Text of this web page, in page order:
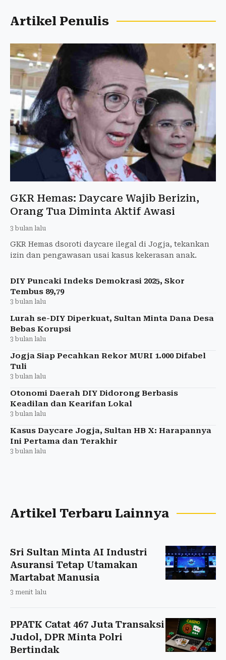
Artikel Penulis
GKR Hemas: Daycare Wajib Berizin,
Orang Tua Diminta Aktif Awasi
3 bulan lalu
GKR Hemas dsoroti daycare ilegal di Jogja, tekankan
izin dan pengawasan usai kasus kekerasan anak.
DIY Puncaki Indeks Demokrasi 2025, Skor
Tembus 89,79
3 bulan lalu
Lurah se-DIY Diperkuat, Sultan Minta Dana Desa
Bebas Korupsi
3 bulan lalu
Jogja Siap Pecahkan Rekor MURI 1.000 Difabel
Tuli
3 bulan lalu
Otonomi Daerah DIY Didorong Berbasis
Keadilan dan Kearifan Lokal
3 bulan lalu
Kasus Daycare Jogja, Sultan HB X: Harapannya
Ini Pertama dan Terakhir
3 bulan lalu
Artikel Terbaru Lainnya
Sri Sultan Minta AI Industri
Asuransi Tetap Utamakan
Martabat Manusia
3 menit lalu
PPATK Catat 467 Juta Transaksi
Judol, DPR Minta Polri
Bertindak